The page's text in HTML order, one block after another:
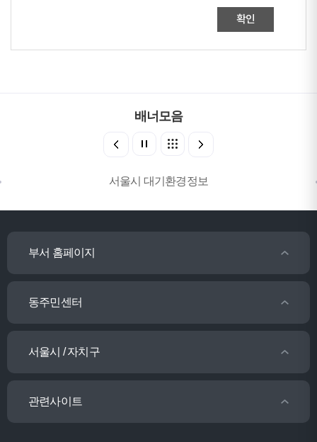
확인
배너모음
서울시 대기환경정보
부서 홈페이지
동주민센터
서울시 / 자치구
관련사이트